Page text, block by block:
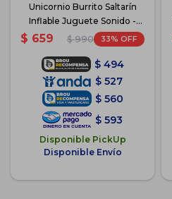
Unicornio Burrito Saltarín
Inflable Juguete Sonido -
Marrón
$ 659 $ 990 33
$ 494
$ 527
$ 560
$ 593
Disponible PickUp
Disponible Envío